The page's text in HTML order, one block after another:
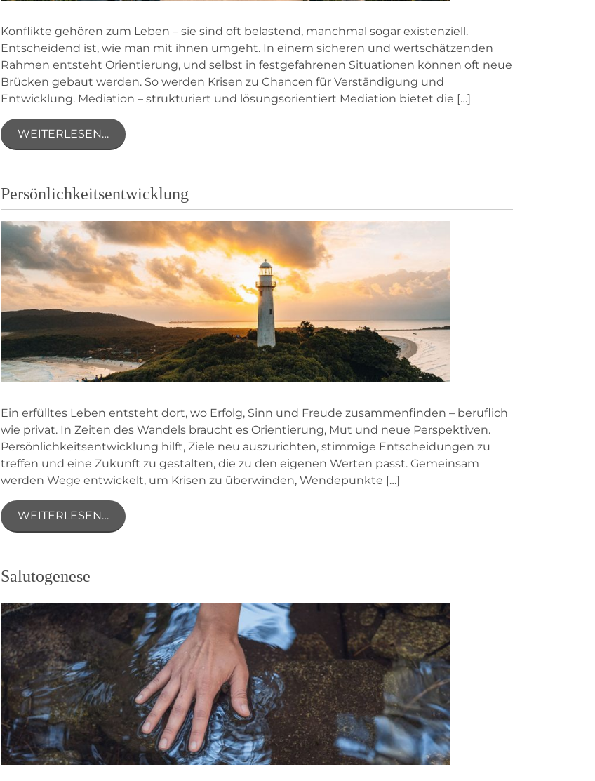
Konflikte gehören zum Leben – sie sind oft belastend, manchmal sogar existenziell.
Entscheidend ist, wie man mit ihnen umgeht. In einem sicheren und wertschätzenden
Rahmen entsteht Orientierung, und selbst in festgefahrenen Situationen können oft neue
Brücken gebaut werden. So werden Krisen zu Chancen für Verständigung und
Entwicklung. Mediation – strukturiert und lösungsorientiert Mediation bietet die […]
WEITERLESEN…
Persönlichkeitsentwicklung
Ein erfülltes Leben entsteht dort, wo Erfolg, Sinn und Freude zusammenfinden – beruflich
wie privat. In Zeiten des Wandels braucht es Orientierung, Mut und neue Perspektiven.
Persönlichkeitsentwicklung hilft, Ziele neu auszurichten, stimmige Entscheidungen zu
treffen und eine Zukunft zu gestalten, die zu den eigenen Werten passt. Gemeinsam
werden Wege entwickelt, um Krisen zu überwinden, Wendepunkte […]
WEITERLESEN…
Salutogenese